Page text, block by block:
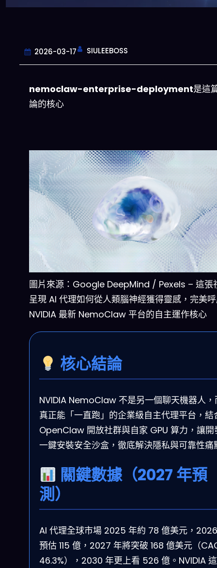
2026-03-17 SIULEEBOSS
nemoclaw-enterprise-deployment是這
論的核心
圖片來源：Google DeepMind / Pexels – 這張
呈現 AI 代理如何從人類腦神經獲得靈感，完美
NVIDIA 最新 NemoClaw 平台的自主運作核心
核心結論
NVIDIA NemoClaw 不是另一個聊天機器人，
真正能「一直跑」的企業級自主代理平台，結
OpenClaw 開放社群與自家 GPU 算力，讓開
一鍵安裝安全沙盒，徹底解決隱私與可靠性痛
關鍵數據（2027 年預
測）
AI 代理全球市場 2025 年約 78 億美元，
預估 115 億，2027 年將突破 168 億美元（
46.3%），2030 年更上看 526 億。NVIDIA